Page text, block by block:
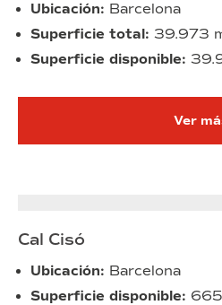
Ubicación: Barcelona
Superficie total: 39.973
Superficie disponible:
Ver
Cal Cisó
Ubicación: Barcelona
Superficie disponible: